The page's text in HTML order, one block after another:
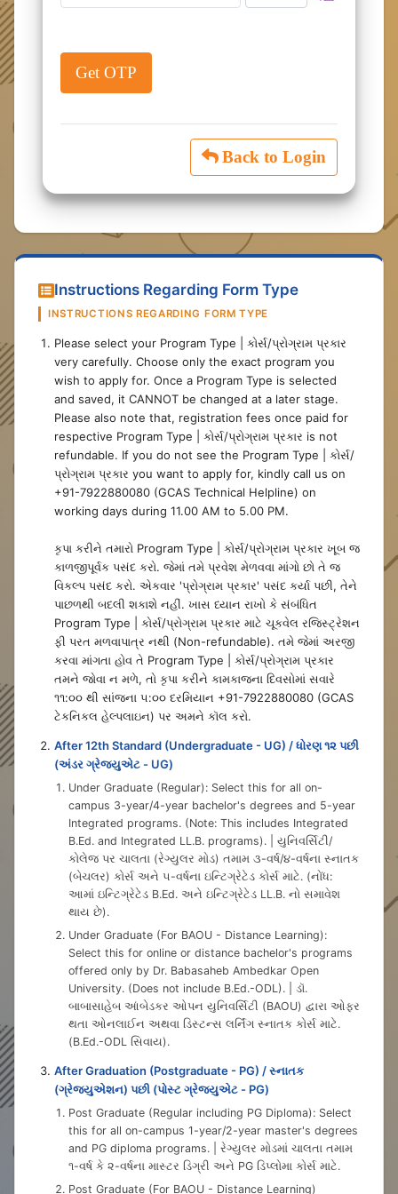
Instructions Regarding Form Type
INSTRUCTIONS REGARDING FORM TYPE
Please select your Program Type | કોર્સ/પ્રોગ્રામ પ્રકાર
very carefully. Choose only the exact program you
wish to apply for. Once a Program Type is selected
and saved, it CANNOT be changed at a later stage.
Please also note that, registration fees once paid for
respective Program Type | કોર્સ/પ્રોગ્રામ પ્રકાર is not
refundable. If you do not see the Program Type | કોર્સ/
પ્રોગ્રામ પ્રકાર you want to apply for, kindly call us on
+91-7922880080 (GCAS Technical Helpline) on
working days during 11.00 AM to 5.00 PM.
કૃપા કરીને તમારો Program Type | કોર્સ/પ્રોગ્રામ પ્રકાર ખૂબ જ
કાળજીપૂર્વક પસંદ કરો. જેમાં તમે પ્રવેશ મેળવવા માંગો છો તે જ
વિકલ્પ પસંદ કરો. એકવાર 'પ્રોગ્રામ પ્રકાર' પસંદ કર્યા પછી, તેને
પાછળથી બદલી શકાશે નહીં. ખાસ ધ્યાન રાખો કે સંબંધિત
Program Type | કોર્સ/પ્રોગ્રામ પ્રકાર માટે ચૂકવેલ રજિસ્ટ્રેશન
ફી પરત મળવાપાત્ર નથી (Non-refundable). તમે જેમાં અરજી
કરવા માંગતા હોવ તે Program Type | કોર્સ/પ્રોગ્રામ પ્રકાર
તમને જોવા ન મળે, તો કૃપા કરીને કામકાજના દિવસોમાં સવારે
૧૧:૦૦ થી સાંજના ૫:૦૦ દરમિયાન +91-7922880080 (GCAS
ટેકનિકલ હેલ્પલાઇન) પર અમને કૉલ કરો.
After 12th Standard (Undergraduate - UG) / ધોરણ ૧૨ પછી
(અંડર ગ્રેજ્યુએટ - UG)
Under Graduate (Regular): Select this for all on-
campus 3-year/4-year bachelor's degrees and 5-year
Integrated programs. (Note: This includes Integrated
B.Ed. and Integrated LL.B. programs). | યુનિવર્સિટી/
કોલેજ પર ચાલતા (રેગ્યુલર મોડ) તમામ ૩-વર્ષ/૪-વર્ષના સ્નાતક
(બેચલર) કોર્સ અને ૫-વર્ષના ઇન્ટિગ્રેટેડ કોર્સ માટે. (નોંધ:
આમાં ઇન્ટિગ્રેટેડ B.Ed. અને ઇન્ટિગ્રેટેડ LL.B. નો સમાવેશ
થાય છે).
Under Graduate (For BAOU - Distance Learning):
Select this for online or distance bachelor's programs
offered only by Dr. Babasaheb Ambedkar Open
University. (Does not include B.Ed.-ODL). | ડૉ.
બાબાસાહેબ આંબેડકર ઓપન યુનિવર્સિટી (BAOU) દ્વારા ઓફર
થતા ઓનલાઈન અથવા ડિસ્ટન્સ લર્નિંગ સ્નાતક કોર્સ માટે.
(B.Ed.-ODL સિવાય).
After Graduation (Postgraduate - PG) / સ્નાતક
(ગ્રેજ્યુએશન) પછી (પોસ્ટ ગ્રેજ્યુએટ - PG)
Post Graduate (Regular including PG Diploma): Select
this for all on-campus 1-year/2-year master's degrees
and PG diploma programs. | રેગ્યુલર મોડમાં ચાલતા તમામ
૧-વર્ષ કે ૨-વર્ષના માસ્ટર ડિગ્રી અને PG ડિપ્લોમા કોર્સ માટે.
Post Graduate (For BAOU - Distance Learning)
Back to Login